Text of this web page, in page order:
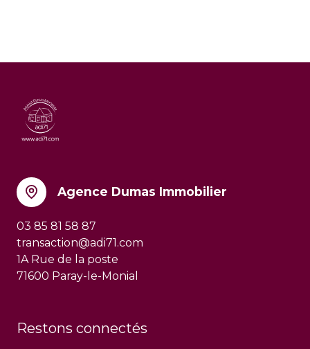
Agence Dumas Immobilier
03 85 81 58 87
transaction@adi71.com
1A Rue de la poste
71600 Paray-le-Monial
Restons connectés